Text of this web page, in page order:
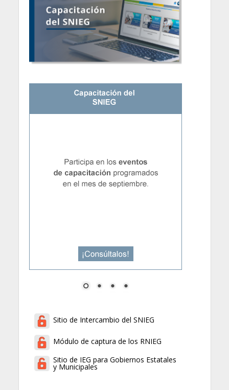
Sitio de Intercambio del SNIEG
Módulo de captura de los RNIEG
Sitio de IEG para Gobiernos Estatales
y Municipales